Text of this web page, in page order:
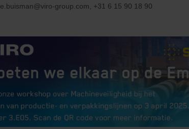
e.buisman@viro-group.com , +31 6 15 90 18 90